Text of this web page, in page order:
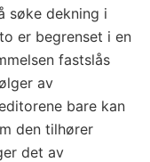
søke dekning i
er begrenset i en
fastslås
av
bare kan
den tilhører
det av